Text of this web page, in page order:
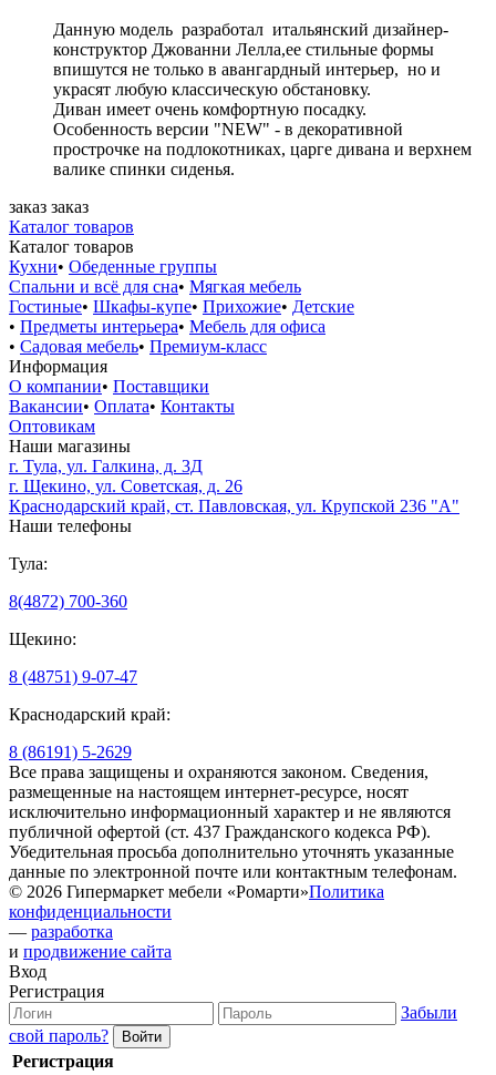
Данную модель разработал итальянский дизайнер-
конструктор Джованни Лелла,ее стильные формы
впишутся не только в авангардный интерьер, но и
украсят любую классическую обстановку.
Диван имеет очень комфортную посадку.
Особенность версии "NEW" - в декоративной
прострочке на подлокотниках, царге дивана и верхнем
валике спинки сиденья.
заказ заказ
Каталог товаров
Каталог товаров
Кухни• Обеденные группы
Спальни и всё для сна• Мягкая мебель
Гостиные• Шкафы-купе• Прихожие• Детские
• Предметы интерьера• Мебель для офиса
• Садовая мебель• Премиум-класс
Информация
О компании• Поставщики
Вакансии• Оплата• Контакты
Оптовикам
Наши магазины
г. Тула, ул. Галкина, д. 3Д
г. Щекино, ул. Советская, д. 26
Краснодарский край, ст. Павловская, ул. Крупской 236 "А"
Наши телефоны
Тула:
8(4872) 700-360
Щекино:
8 (48751) 9-07-47
Краснодарский край:
8 (86191) 5-2629
Все права защищены и охраняются законом. Сведения,
размещенные на настоящем интернет-ресурсе, носят
исключительно информационный характер и не являются
публичной офертой (ст. 437 Гражданского кодекса РФ).
Убедительная просьба дополнительно уточнять указанные
данные по электронной почте или контактным телефонам.
© 2026 Гипермаркет мебели «Ромарти»Политика
конфиденциальности
— разработка
и продвижение сайта
Вход
Регистрация
Забыли
свой пароль?
Регистрация